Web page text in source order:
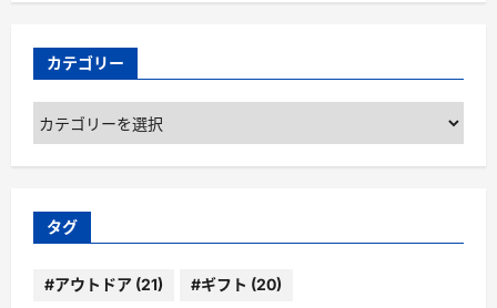
カテゴリー
カ
ゴ
ー
タグ
#アウトドア (21) #ギフト (20)